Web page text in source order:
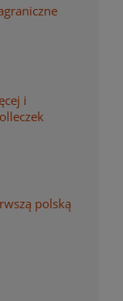
i
polską